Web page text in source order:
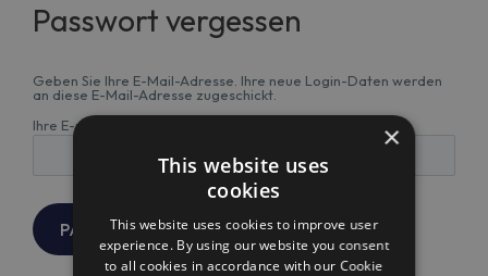
Passwort vergessen
Geben Sie Ihre E-Mail-Adresse. Ihre neue Login-Daten werden
an diese E-Mail-Adresse zugeschickt.
Ihre E-mail
×
This website uses
cookies
This website uses cookies to improve user
experience. By using our website you consent
to all cookies in accordance with our Cookie